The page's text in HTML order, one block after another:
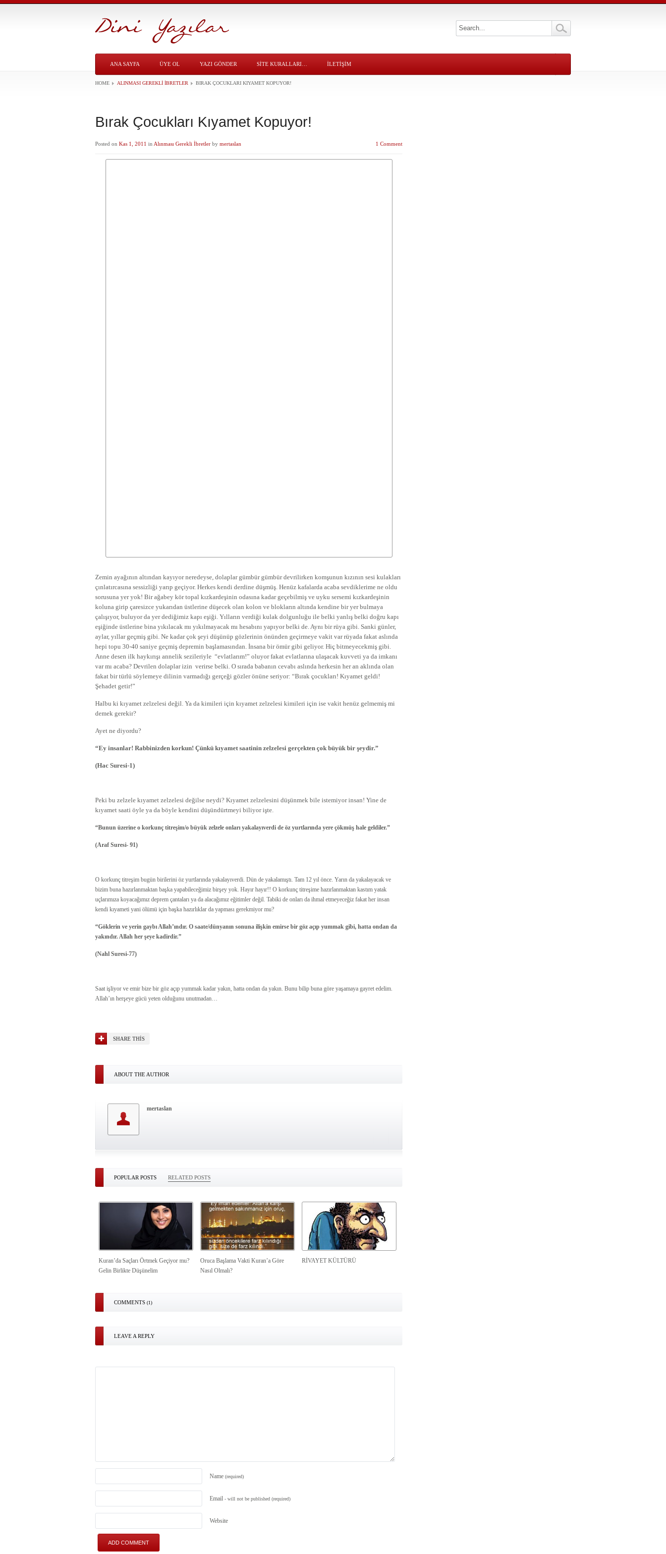
ANA SAYFA ÜYE OL YAZI GÖNDER SITE KURALLARI… İLETİŞİM
HOME ALINMASI GEREKLI İBRETLER BIRAK ÇOCUKLARI KIYAMET KOPUYOR!
Bırak Çocukları Kıyamet Kopuyor!
Posted on Kas 1, 2011 in Alınması Gerekli İbretler by mertaslan 1 Comment
Zemin ayağının altından kayıyor neredeyse, dolaplar gümbür gümbür devrilirken komşunun kızının sesi kulakları
çınlatırcasına sessizliği yarıp geçiyor. Herkes kendi derdine düşmüş. Henüz kafalarda acaba sevdiklerime ne oldu
sorusuna yer yok! Bir ağabey kör topal kızkardeşinin odasına kadar geçebilmiş ve uyku sersemi kızkardeşinin
koluna girip çaresizce yukarıdan üstlerine düşecek olan kolon ve blokların altında kendine bir yer bulmaya
çalışıyor, buluyor da yer dediğimiz kapı eşiği. Yılların verdiği kulak dolgunluğu ile belki yanlış belki doğru kapı
eşiğinde üstlerine bina yıkılacak mı yıkılmayacak mı hesabını yapıyor belki de. Aynı bir rüya gibi. Sanki günler,
aylar, yıllar geçmiş gibi. Ne kadar çok şeyi düşünüp gözlerinin önünden geçirmeye vakit var rüyada fakat aslında
hepi topu 30-40 saniye geçmiş depremin başlamasından. İnsana bir ömür gibi geliyor. Hiç bitmeyecekmiş gibi.
Anne desen ilk haykırışı annelik sezileriyle “evlatlarım!” oluyor fakat evlatlarına ulaşacak kuvveti ya da imkanı
var mı acaba? Devrilen dolaplar izin verirse belki. O sırada babanın cevabı aslında herkesin her an aklında olan
fakat bir türlü söylemeye dilinin varmadığı gerçeği gözler önüne seriyor: “Bırak çocukları! Kıyamet geldi!
Şehadet getir!”
Halbu ki kıyamet zelzelesi değil. Ya da kimileri için kıyamet zelzelesi kimileri için ise vakit henüz gelmemiş mi
demek gerekir?
Ayet ne diyordu?
“Ey insanlar! Rabbinizden korkun! Çünkü kıyamet saatinin zelzelesi gerçekten çok büyük bir şeydir.”
(Hac Suresi-1)
Peki bu zelzele kıyamet zelzelesi değilse neydi? Kıyamet zelzelesini düşünmek bile istemiyor insan! Yine de
kıyamet saati öyle ya da böyle kendini düşündürtmeyi biliyor işte.
“Bunun üzerine o korkunç titreşim/o büyük zelzele onları yakalayıverdi de öz yurtlarında yere çökmüş hale geldiler.”
(Araf Suresi- 91)
O korkunç titreşim bugün birilerini öz yurtlarında yakalayıverdi. Dün de yakalamıştı. Tam 12 yıl önce. Yarın da yakalayacak ve
bizim buna hazırlanmaktan başka yapabileceğimiz birşey yok. Hayır hayır!! O korkunç titreşime hazırlanmaktan kastım yatak
uçlarımıza koyacağımız deprem çantaları ya da alacağımız eğitimler değil. Tabiki de onları da ihmal etmeyeceğiz fakat her insan
kendi kıyameti yani ölümü için başka hazırlıklar da yapması gerekmiyor mu?
“Göklerin ve yerin gaybı Allah’ındır. O saate/dünyanın sonuna ilişkin emirse bir göz açıp yummak gibi, hatta ondan da
yakındır. Allah her şeye kadirdir.”
(Nahl Suresi-77)
Saat işliyor ve emir bize bir göz açıp yummak kadar yakın, hatta ondan da yakın. Bunu bilip buna göre yaşamaya gayret edelim.
Allah’ın herşeye gücü yeten olduğunu unutmadan…
SHARE THIS
ABOUT THE AUTHOR
mertaslan
POPULAR POSTS RELATED POSTS
Kuran’da Saçları Örtmek Geçiyor mu?
Gelin Birlikte Düşünelim
Oruca Başlama Vakti Kuran’a Göre
Nasıl Olmalı?
RİVAYET KÜLTÜRÜ
COMMENTS (1)
LEAVE A REPLY
Name (required)
Email - will not be published (required)
Website